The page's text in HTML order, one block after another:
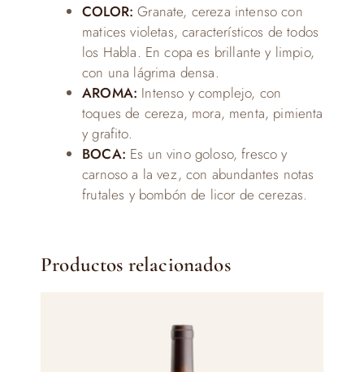
COLOR: Granate, cereza intenso con
matices violetas, característicos de todos
los Habla. En copa es brillante y limpio,
con una lágrima densa.
AROMA: Intenso y complejo, con
toques de cereza, mora, menta, pimienta
y grafito.
BOCA: Es un vino goloso, fresco y
carnoso a la vez, con abundantes notas
frutales y bombón de licor de cerezas.
Productos relacionados